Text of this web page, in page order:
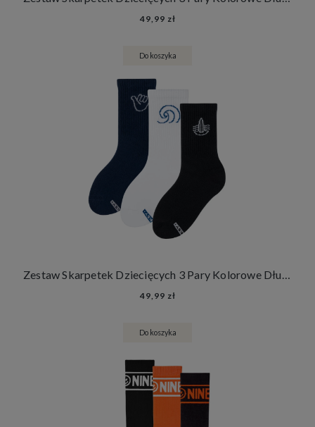
49,99 zł
Do koszyka
49,99 zł
Do koszyka